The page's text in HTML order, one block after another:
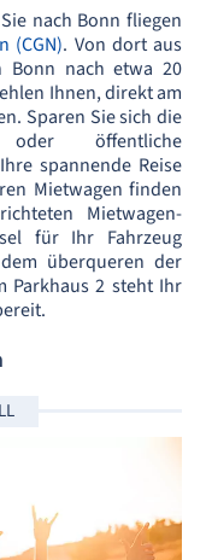
nach Bonn fliegen
(CGN). Von dort aus
Bonn nach etwa 20
Ihnen, direkt am
Sparen Sie sich die
öffentliche
spannende Reise
Mietwagen finden
Mietwagen-
für Ihr Fahrzeug
überqueren der
Parkhaus 2 steht Ihr